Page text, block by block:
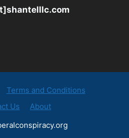
Terms and Conditions
Us
About